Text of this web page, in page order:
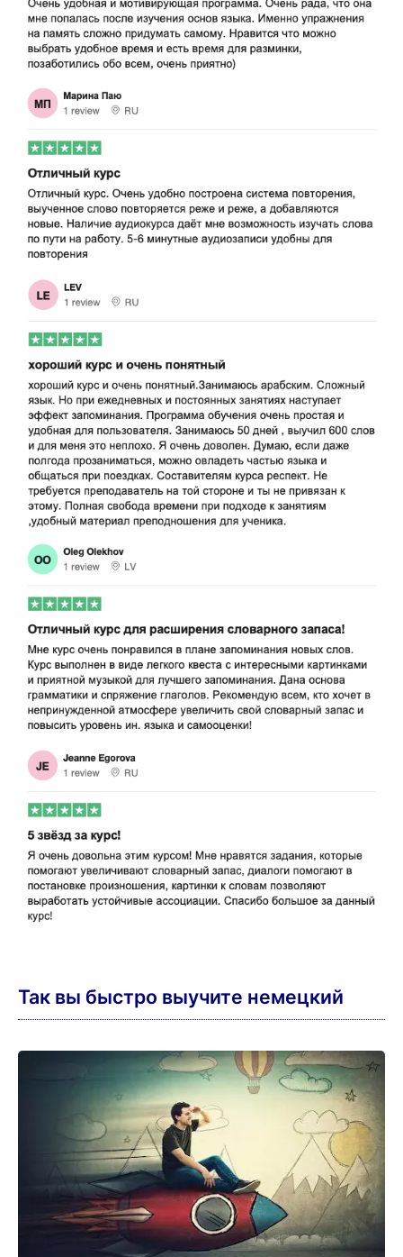
Так вы быстро выучите немецкий
В зависимости от вашего прогресса в
обучении, ежедневный тренажер будет
автоматическипредоставлять вам все
необходимые материалы
время
Если вы выберете начальный курс, то
выучите1.300 слов и достигнете уровня
А2.
С помощью комплекта курсов немецкого
В комплект курсов входит больше уроков
и текстов, чем в начальный курс, и, таким
немецкий гораздо глубже.
В заданиях ежедневного тренажера вы
сначала читаете, слушаете и учите
лексику.
Повторение происходит с помощью
упражнений на выбор правильного ответа
или показа/скрытия перевода слов.